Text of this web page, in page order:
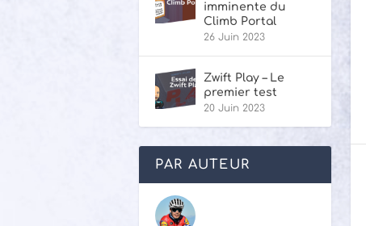
imminente du
Climb Portal
26 Juin 2023
Zwift Play – Le
premier test
20 Juin 2023
PAR AUTEUR